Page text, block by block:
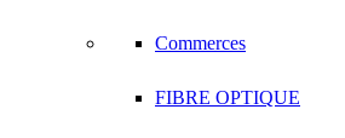
Commerces
FIBRE OPTIQUE